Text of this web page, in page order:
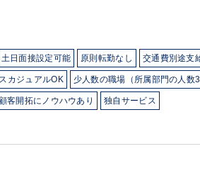
土日面接設定可能 原則転勤なし 交通費別途支
カジュアルOK 少人数の職場（所属部門の人数3
客開拓にノウハウあり 独自サービス